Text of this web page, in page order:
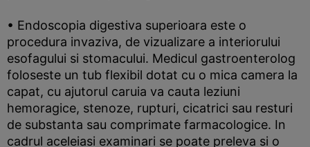
• Endoscopia digestiva superioara este o
procedura invaziva, de vizualizare a interiorului
esofagului si stomacului. Medicul gastroenterolog
foloseste un tub flexibil dotat cu o mica camera la
capat, cu ajutorul caruia va cauta leziuni
hemoragice, stenoze, rupturi, cicatrici sau resturi
de substanta sau comprimate farmacologice. In
cadrul aceleiasi examinari se poate preleva si o